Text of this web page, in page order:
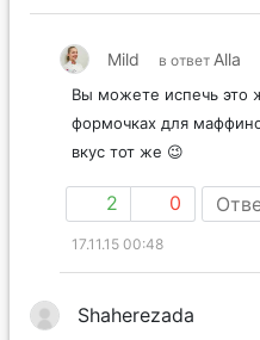
Mild в ответ Alla
Вы можете испечь это
формочках для
вкус тот же 😉
2 0
17.11.15 00:48
Shaherezada